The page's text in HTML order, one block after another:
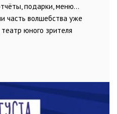
подарки, меню…
часть волшебства уже
юного зрителя